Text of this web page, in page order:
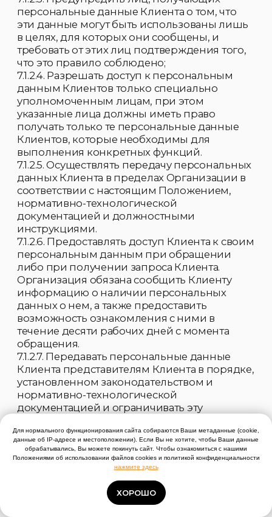
Для нормального функционирования сайта собираются Ваши метаданные (cookie,
данные об IP-адресе и местоположении). Если Вы не хотите, чтобы Ваши данные
обрабатывались, Вы можете покинуть сайт. Чтобы ознакомиться с нашими
Положениями об использовании файлов cookies и политикой конфиденциальности
нажмите здесь
ХОРОШО
Телефон